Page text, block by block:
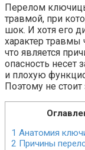
Перелом
травмой, при
шок. И хотя его
характер
что является
опасность несет
и плохую
Поэтому не
1 Анатомия
2 Причины